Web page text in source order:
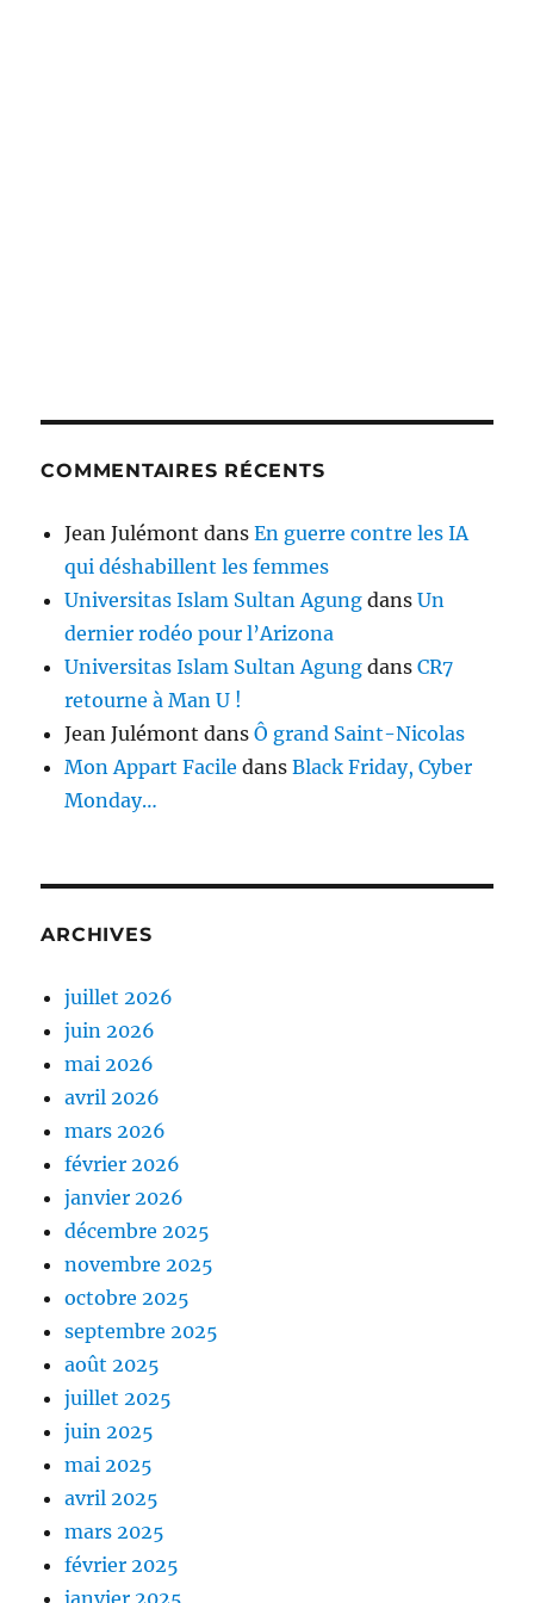
COMMENTAIRES RÉCENTS
Jean Julémont dansEn guerre contre les IA
qui déshabillent les femmes
Universitas Islam Sultan Agung dansUn
dernier rodéo pour l’Arizona
Universitas Islam Sultan Agung dansCR7
retourne à Man U !
Jean Julémont dansÔ grand Saint-Nicolas
Mon Appart Facile dansBlack Friday, Cyber
Monday…
ARCHIVES
juillet 2026
juin 2026
mai 2026
avril 2026
mars 2026
février 2026
janvier 2026
décembre 2025
novembre 2025
octobre 2025
septembre 2025
août 2025
juillet 2025
juin 2025
mai 2025
avril 2025
mars 2025
février 2025
janvier 2025